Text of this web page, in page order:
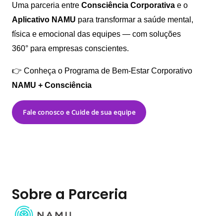
Uma parceria entre Consciência Corporativa e o
Aplicativo NAMU para transformar a saúde mental,
física e emocional das equipes — com soluções
360° para empresas conscientes.
👉 Conheça o Programa de Bem-Estar Corporativo
NAMU + Consciência
Fale conosco e Cuide de sua equipe
Sobre a Parceria